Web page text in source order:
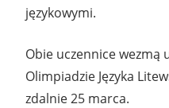
językowymi.
Obie uczennice wezmą
Olimpiadzie Języka
zdalnie 25 marca.